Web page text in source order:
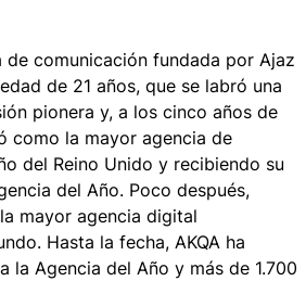
de comunicación fundada por Ajaz
de 21 años, que se labró una
pionera y, a los cinco años de
como la mayor agencia de
del Reino Unido y recibiendo su
del Año. Poco después,
mayor agencia digital
Hasta la fecha, AKQA ha
la Agencia del Año y más de 1.700